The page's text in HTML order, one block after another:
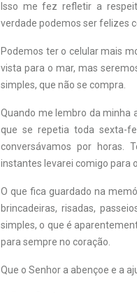
Isso me fez refletir a
verdade podemos ser felizes
Podemos ter o celular mais
vista para o mar, mas
simples, que não se compra.
Quando me lembro da minha
que se repetia toda sexta-
conversávamos por horas.
instantes levarei comigo para
O que fica guardado na
brincadeiras, risadas,
simples, o que é
para sempre no coração.
Que o Senhor a abençoe e a